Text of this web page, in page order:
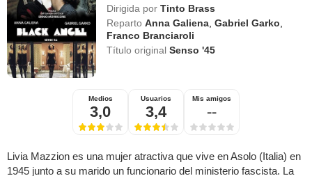
Dirigida por Tinto Brass
Reparto Anna Galiena ,Gabriel Garko
Franco Branciaroli
Título originalSenso '45
Medios
3,0
Usuarios
3,4
Mis amigos
--
Livia Mazzion es una mujer atractiva que vive en Asolo (Italia) en
1945 junto a su marido un funcionario del ministerio fascista. La